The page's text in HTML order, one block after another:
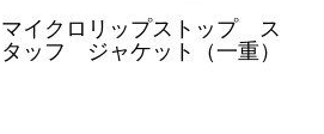
マイクロリップストップ ス
タッフ ジャケット（一重）